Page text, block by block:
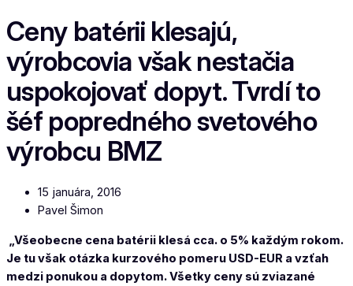
Ceny batérii klesajú,
výrobcovia však nestačia
uspokojovať dopyt. Tvrdí to
šéf popredného svetového
výrobcu BMZ
15 januára, 2016
Pavel Šimon
„Všeobecne cena batérii klesá cca. o 5% každým rokom.
Je tu však otázka kurzového pomeru USD-EUR a vzťah
medzi ponukou a dopytom. Všetky ceny sú zviazané